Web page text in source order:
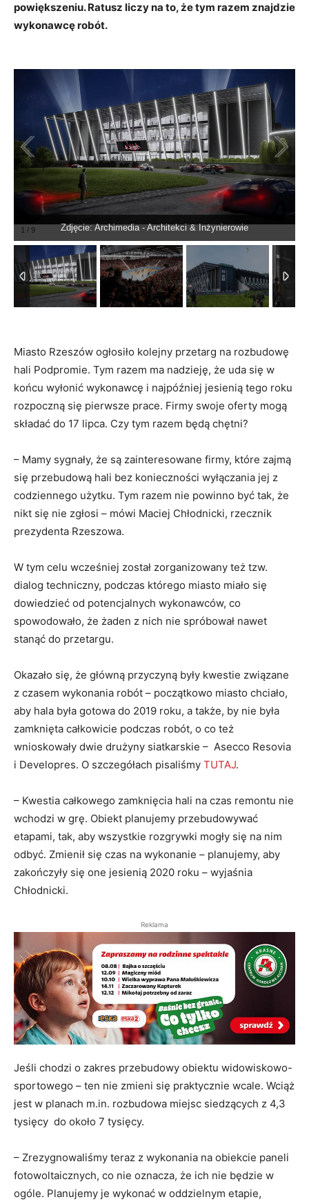
powiększeniu. Ratusz liczy na to, że tym razem znajdzie
wykonawcę robót.
1 / 9 Zdjęcie: Archimedia - Architekci & Inżynierowie
Miasto Rzeszów ogłosiło kolejny przetarg na rozbudowę
hali Podpromie. Tym razem ma nadzieję, że uda się w
końcu wyłonić wykonawcę i najpóźniej jesienią tego roku
rozpoczną się pierwsze prace. Firmy swoje oferty mogą
składać do 17 lipca. Czy tym razem będą chętni?
– Mamy sygnały, że są zainteresowane firmy, które zajmą
się przebudową hali bez konieczności wyłączania jej z
codziennego użytku. Tym razem nie powinno być tak, że
nikt się nie zgłosi – mówi Maciej Chłodnicki, rzecznik
prezydenta Rzeszowa.
W tym celu wcześniej został zorganizowany też tzw.
dialog techniczny, podczas którego miasto miało się
dowiedzieć od potencjalnych wykonawców, co
spowodowało, że żaden z nich nie spróbował nawet
stanąć do przetargu.
Okazało się, że główną przyczyną były kwestie związane
z czasem wykonania robót – początkowo miasto chciało,
aby hala była gotowa do 2019 roku, a także, by nie była
zamknięta całkowicie podczas robót, o co też
wnioskowały dwie drużyny siatkarskie – Asecco Resovia
i Developres. O szczegółach pisaliśmy TUTAJ.
– Kwestia całkowego zamknięcia hali na czas remontu nie
wchodzi w grę. Obiekt planujemy przebudowywać
etapami, tak, aby wszystkie rozgrywki mogły się na nim
odbyć. Zmienił się czas na wykonanie – planujemy, aby
zakończyły się one jesienią 2020 roku – wyjaśnia
Chłodnicki.
Reklama
Jeśli chodzi o zakres przebudowy obiektu widowiskowo-
sportowego – ten nie zmieni się praktycznie wcale. Wciąż
jest w planach m.in. rozbudowa miejsc siedzących z 4,3
tysięcy do około 7 tysięcy.
– Zrezygnowaliśmy teraz z wykonania na obiekcie paneli
fotowoltaicznych, co nie oznacza, że ich nie będzie w
ogóle. Planujemy je wykonać w oddzielnym etapie,